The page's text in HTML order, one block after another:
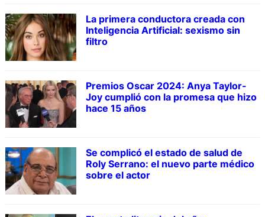
La primera conductora creada con
Inteligencia Artificial: sexismo sin
filtro
Premios Oscar 2024: Anya Taylor-
Joy cumplió con la promesa que hizo
hace 15 años
Se complicó el estado de salud de
Roly Serrano: el nuevo parte médico
sobre el actor